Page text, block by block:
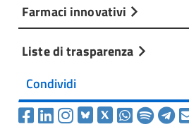
Farmaci innovativi
Liste di trasparenza
Condividi